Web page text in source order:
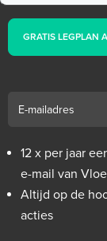
GRATIS LEGPLAN
12 x per jaar
e-mail van
Altijd op de
acties